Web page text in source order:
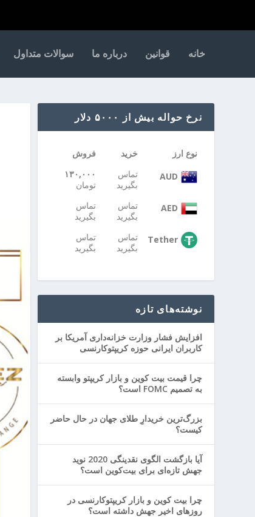
خانه قوانین درباره ما سوالات متداول
نرخ حواله بیش از ۵۰۰۰ دلار
نوع ارز خرید فروش
AUD
تماس
بگیرید
۱۳۰,۰۰۰
تومان
AED
تماس
بگیرید
تماس
بگیرید
Tether
تماس
بگیرید
تماس
بگیرید
نوشته‌های تازه
افزایش فشار وزارت خزانه‌داری آمریکا بر
کاربران ایرانی حوزه کریپتوکارنسی
چرا قیمت بیت کوین و بازار کریپتو وابسته
به تصمیم FOMC است؟
بزرگ‌ترین خریدارِ طلای جهان در حال حاضر
کیست؟
آیا بازگشت الگوی نقدینگی 2020 نوید
جهش تازه‌ای برای بیت‌کوین است؟
چرا بیت کوین و بازار کریپتوکارنسی در
روزهای اخیر جهش داشته است؟